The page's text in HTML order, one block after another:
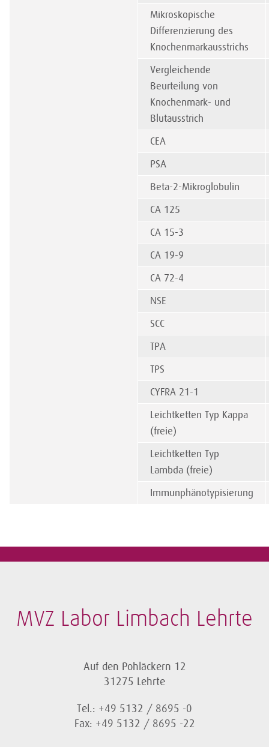
Mikroskopische
Differenzierung des
Knochenmarkausstrichs
Vergleichende
Beurteilung von
Knochenmark- und
Blutausstrich
CEA
PSA
Beta-2-Mikroglobulin
CA 125
CA 15-3
CA 19-9
CA 72-4
NSE
SCC
TPA
TPS
CYFRA 21-1
Leichtketten Typ Kappa
(freie)
Leichtketten Typ
Lambda (freie)
Immunphänotypisierung
MVZ Labor Limbach Lehrte
Auf den Pohläckern 12
31275 Lehrte
Tel.: +49 5132 / 8695 -0
Fax: +49 5132 / 8695 -22